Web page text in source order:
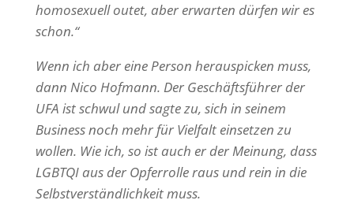
homosexuell outet, aber erwarten dürfen wir es
schon.“
Wenn ich aber eine Person herauspicken muss,
dann Nico Hofmann. Der Geschäftsführer der
UFA ist schwul und sagte zu, sich in seinem
Business noch mehr für Vielfalt einsetzen zu
wollen. Wie ich, so ist auch er der Meinung, dass
LGBTQI aus der Opferrolle raus und rein in die
Selbstverständlichkeit muss.